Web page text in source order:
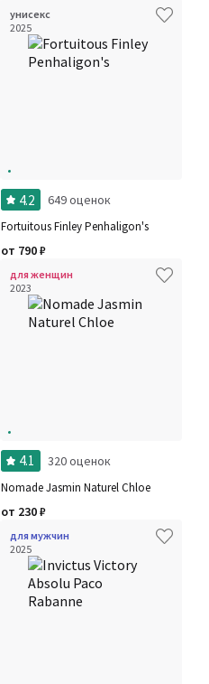
унисекс
2025
4.2 649 оценок
Fortuitous Finley Penhaligon's
от 790₽
для женщин
2023
4.1 320 оценок
Nomade Jasmin Naturel Chloe
от 230₽
для мужчин
2025